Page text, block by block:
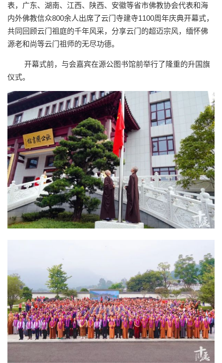
表，广东、湖南、江西、陕西、安徽等省市佛教协会代表和海
内外佛教信众800余人出席了云门寺建寺1100周年庆典开幕式，
共同回顾云门祖庭的千年风采，分享云门的超迈宗风，缅怀佛
源老和尚等云门祖师的无尽功德。
开幕式前，与会嘉宾在源公图书馆前举行了隆重的升国旗
仪式。